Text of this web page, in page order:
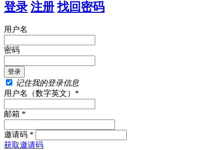
登录 注册 找回密码
用户名
密码
记住我的登录信息
用户名（数字英文）*
邮箱 *
邀请码 *
获取邀请码